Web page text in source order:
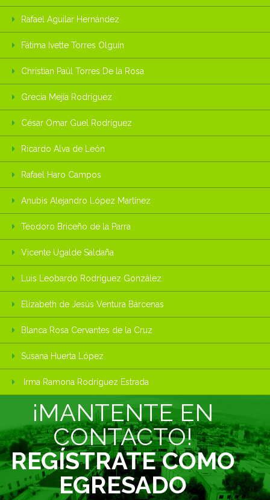
Rafael Aguilar Hernández
Fátima Ivette Torres Olguín
Christian Paúl Torres De la Rosa
Grecia Mejía Rodríguez
César Omar Guel Rodríguez
Ricardo Alva de León
Rafael Haro Campos
Anubis Alejandro López Martínez
Teodoro Briceño de la Parra
Vicente Ugalde Saldaña
Luis Leobardo Rodríguez González
Elizabeth de Jesús Ventura Bárcenas
Blanca Rosa Cervantes de la Cruz
Susana Huerta López
Irma Ramona Rodríguez Estrada
¡MANTENTE EN
CONTACTO!
REGÍSTRATE COMO
EGRESADO